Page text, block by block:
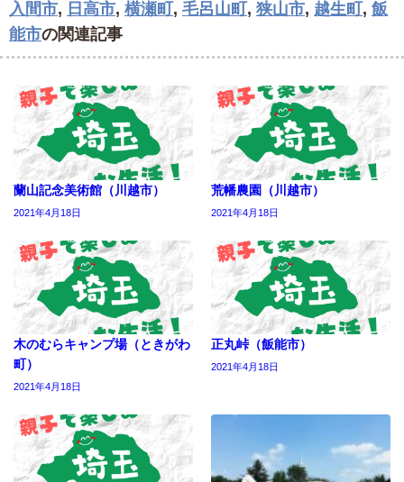
入間市, 日高市, 横瀬町 , 毛呂山町 , 狭山市, 越生町 , 飯
能市の関連記事
蘭山記念美術館（川越市）
2021年4月18日
荒幡農園（川越市）
2021年4月18日
木のむらキャンプ場（ときがわ
町）
2021年4月18日
正丸峠（飯能市）
2021年4月18日